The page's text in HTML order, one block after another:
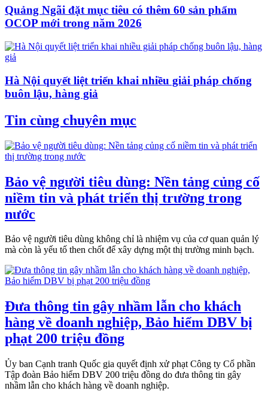
Quảng Ngãi đặt mục tiêu có thêm 60 sản phẩm
OCOP mới trong năm 2026
Hà Nội quyết liệt triển khai nhiều giải pháp chống
buôn lậu, hàng giả
Tin cùng chuyên mục
Bảo vệ người tiêu dùng: Nền tảng củng cố
niềm tin và phát triển thị trường trong
nước
Bảo vệ người tiêu dùng không chỉ là nhiệm vụ của cơ quan quản lý
mà còn là yếu tố then chốt để xây dựng một thị trường minh bạch.
Đưa thông tin gây nhầm lẫn cho khách
hàng về doanh nghiệp, Bảo hiểm DBV bị
phạt 200 triệu đồng
Ủy ban Cạnh tranh Quốc gia quyết định xử phạt Công ty Cổ phần
Tập đoàn Bảo hiểm DBV 200 triệu đồng do đưa thông tin gây
nhầm lẫn cho khách hàng về doanh nghiệp.